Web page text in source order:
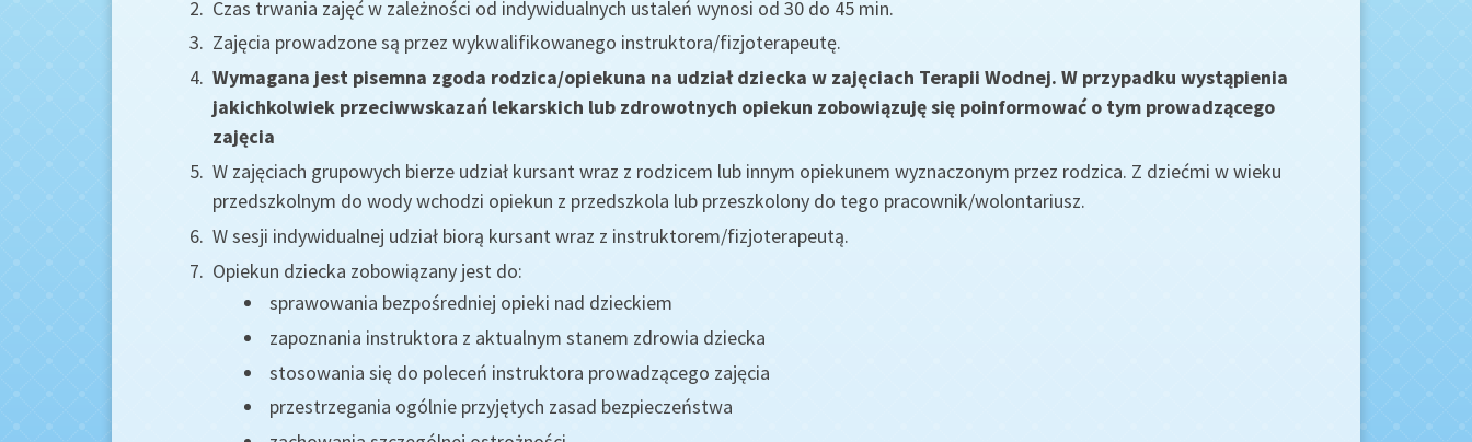
Czas trwania zajęć w zależności od indywidualnych ustaleń wynosi od 30 do 45 min.
Zajęcia prowadzone są przez wykwalifikowanego instruktora/fizjoterapeutę.
Wymagana jest pisemna zgoda rodzica/opiekuna na udział dziecka w zajęciach Terapii Wodnej. W przypadku wystąpienia
jakichkolwiek przeciwwskazań lekarskich lub zdrowotnych opiekun zobowiązuję się poinformować o tym prowadzącego
zajęcia
W zajęciach grupowych bierze udział kursant wraz z rodzicem lub innym opiekunem wyznaczonym przez rodzica. Z dziećmi w wieku
przedszkolnym do wody wchodzi opiekun z przedszkola lub przeszkolony do tego pracownik/wolontariusz.
W sesji indywidualnej udział biorą kursant wraz z instruktorem/fizjoterapeutą.
Opiekun dziecka zobowiązany jest do:
sprawowania bezpośredniej opieki nad dzieckiem
zapoznania instruktora z aktualnym stanem zdrowia dziecka
stosowania się do poleceń instruktora prowadzącego zajęcia
przestrzegania ogólnie przyjętych zasad bezpieczeństwa